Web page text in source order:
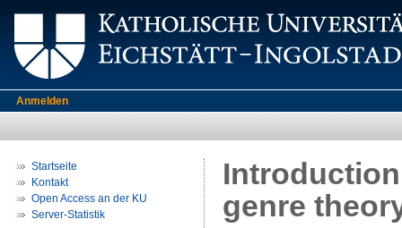
Anmelden
Startseite
Kontakt
Open Access an der KU
Server-Statistik
genre